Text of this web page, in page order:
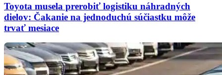
Toyota musela prerobiť logistiku náhradných
dielov: Čakanie na jednoduchú súčiastku môže
trvať mesiace